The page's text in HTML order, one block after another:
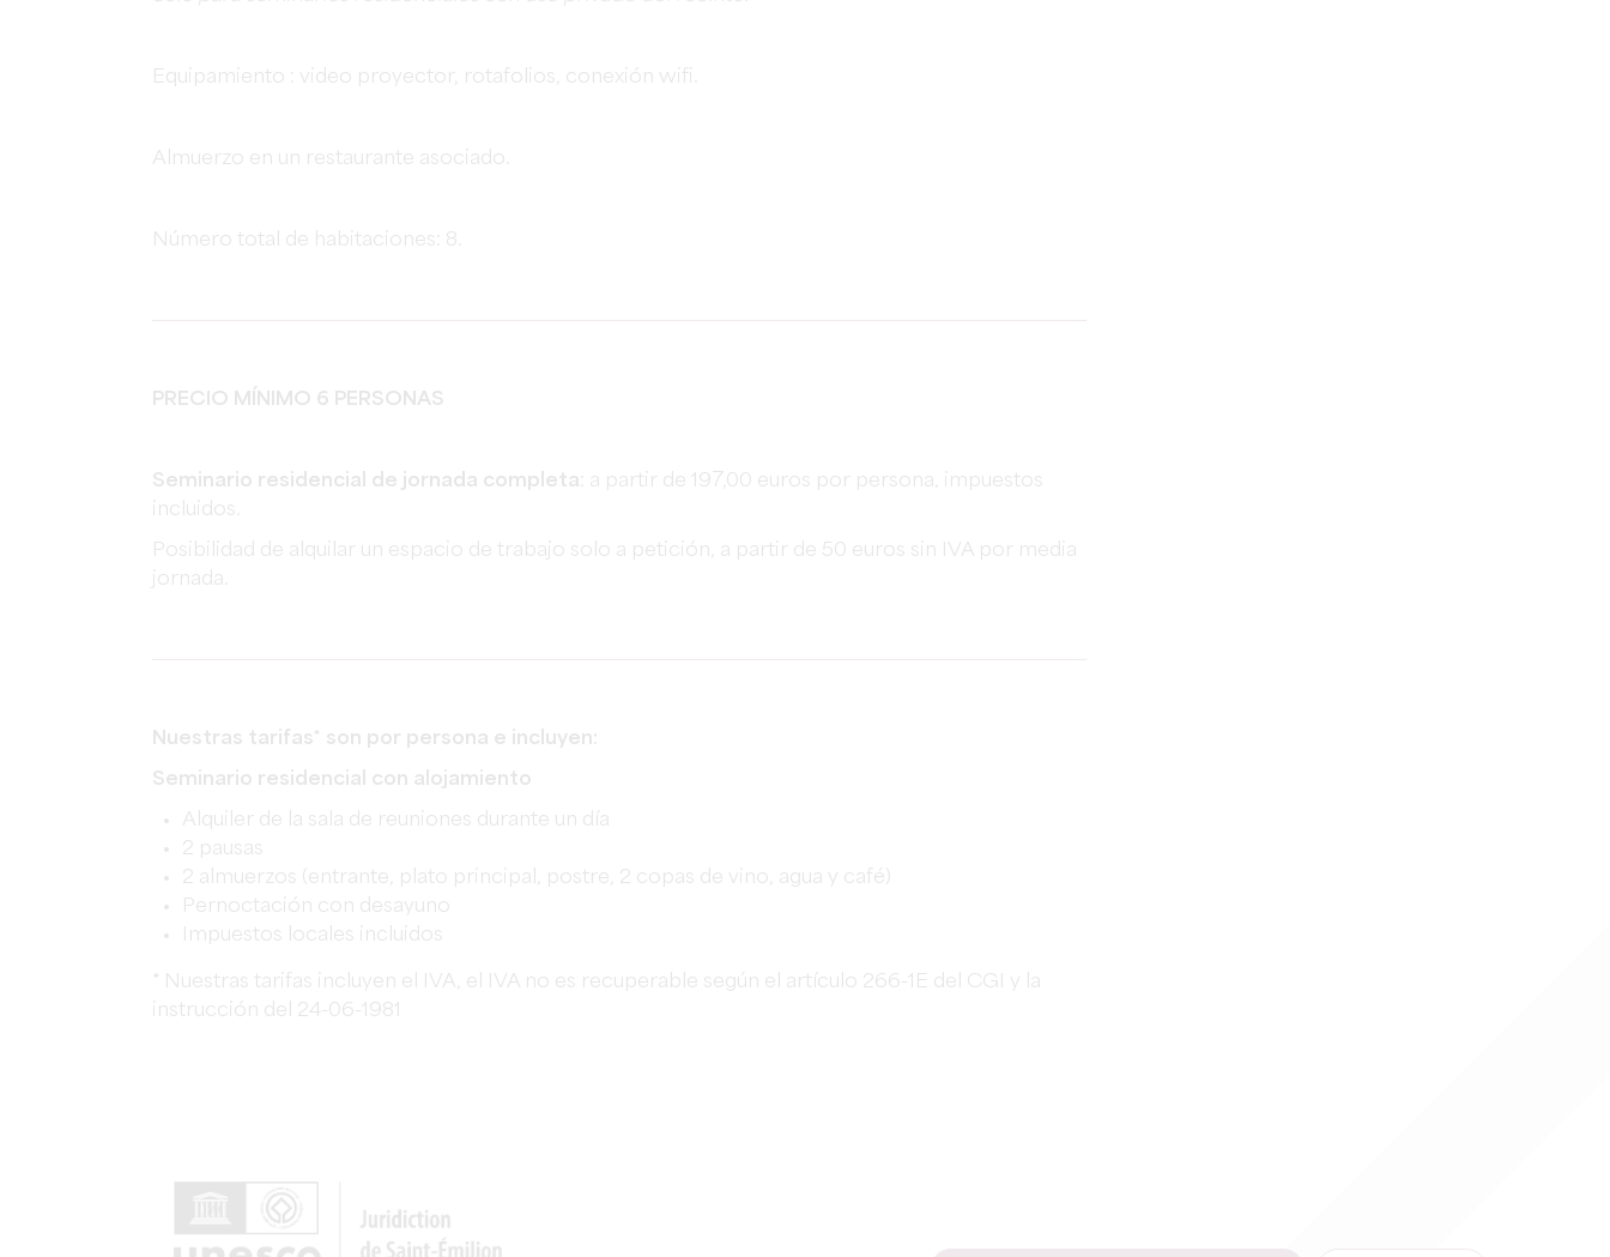
Equipamiento : video proyector, rotafolios, conexión wifi.
Almuerzo en un restaurante asociado.
Número total de habitaciones: 8.
PRECIO MÍNIMO 6 PERSONAS
Seminario residencial de jornada completa : a partir de 197,00 euros por persona, impuestos
incluidos.
Posibilidad de alquilar un espacio de trabajo solo a petición, a partir de 50 euros sin IVA por media
jornada.
Nuestras tarifas* son por persona e incluyen:
Seminario residencial con alojamiento
Alquiler de la sala de reuniones durante un día
2 pausas
2 almuerzos (entrante, plato principal, postre, 2 copas de vino, agua y café)
Pernoctación con desayuno
Impuestos locales incluidos
* Nuestras tarifas incluyen el IVA, el IVA no es recuperable según el artículo 266-1E del CGI y la
instrucción del 24-06-1981